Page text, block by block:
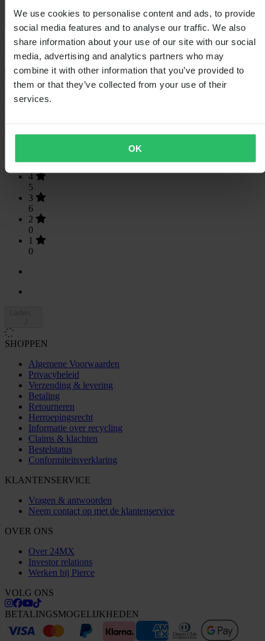
We use cookies to personalise content and ads, to provide
social media features and to analyse our traffic. We also
share information about your use of our site with our social
media, advertising and analytics partners who may
combine it with other information that you’ve provided to
them or that they’ve collected from your use of their
services.
OK
Verzending & retouren
Klantenbeoordelingen (33)
Toon alleen lokale reviews
van de 5
Gebaseerd op 33 beoordelingen
22
4
5
3
6
2
0
1
0
SHOPPEN
Algemene Voorwaarden
Privacybeleid
Verzending & levering
Betaling
Retourneren
Herroepingsrecht
Informatie over recycling
Claims & klachten
Bestelstatus
Conformiteitsverklaring
KLANTENSERVICE
Vragen & antwoorden
Neem contact op met de klantenservice
OVER ONS
Over 24MX
Investor relations
Werken bij Pierce
VOLG ONS
BETALINGSMOGELIJKHEDEN